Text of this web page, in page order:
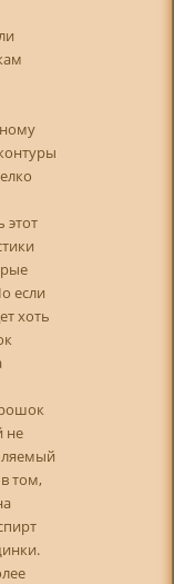
этот
если
хоть
не
том,